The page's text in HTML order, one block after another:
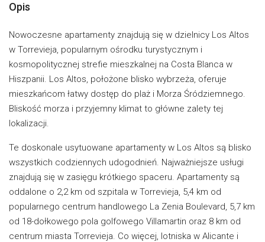
Opis
Nowoczesne apartamenty znajdują się w dzielnicy Los Altos
w Torrevieja, popularnym ośrodku turystycznym i
kosmopolitycznej strefie mieszkalnej na Costa Blanca w
Hiszpanii. Los Altos, położone blisko wybrzeża, oferuje
mieszkańcom łatwy dostęp do plaż i Morza Śródziemnego.
Bliskość morza i przyjemny klimat to główne zalety tej
lokalizacji.
Te doskonale usytuowane apartamenty w Los Altos są blisko
wszystkich codziennych udogodnień. Najważniejsze usługi
znajdują się w zasięgu krótkiego spaceru. Apartamenty są
oddalone o 2,2 km od szpitala w Torrevieja, 5,4 km od
popularnego centrum handlowego La Zenia Boulevard, 5,7 km
od 18-dołkowego pola golfowego Villamartin oraz 8 km od
centrum miasta Torrevieja. Co więcej, lotniska w Alicante i